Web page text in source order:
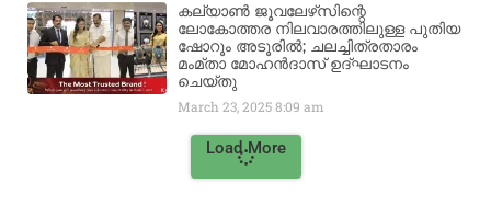
കല്യാൺ ജൂവലേഴ്‌സിന്റെ
ലോകോത്തര നിലവാരത്തിലുള്ള പുതിയ
ഷോറൂം അടൂരിൽ; ചലച്ചിത്രതാരം
മംമ്താ മോഹൻദാസ് ഉദ്ഘാടനം
ചെയ്‌തു
March 23, 20258:09 am
Load More